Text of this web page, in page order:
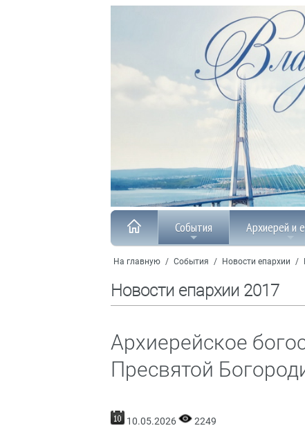
События Архиерей и
На главную / События / Новости епархии /
Новости епархии 2017
Архиерейское
Пресвятой
10.05.2026
2249